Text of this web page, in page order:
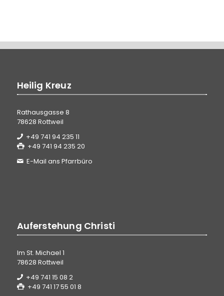
Heilig Kreuz
Rathausgasse 8
78628 Rottweil
+49 741 94 235 11
+49 741 94 235 20
E-Mail ans Pfarrbüro
Auferstehung Christi
Im St. Michael 1
78628 Rottweil
+49 741 15 08 2
+49 741 17 55 01 8